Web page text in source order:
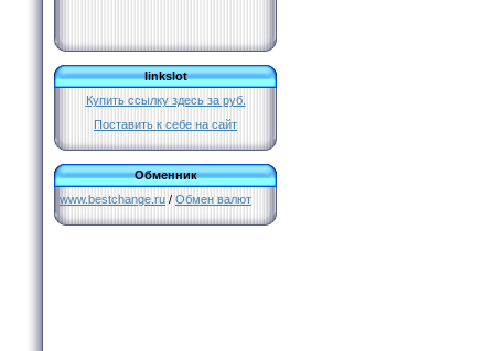
linkslot
Купить ссылку здесь за руб.
Поставить к себе на сайт
Обменник
www.bestchange.ru / Обмен валют